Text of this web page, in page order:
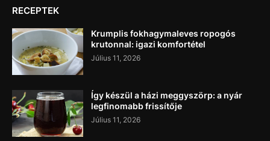
RECEPTEK
Krumplis fokhagymaleves ropogós
krutonnal: igazi komfortétel
Július 11, 2026
Így készül a házi meggyszörp: a nyár
legfinomabb frissítője
Július 11, 2026